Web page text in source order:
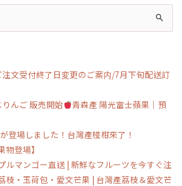
注文受付終了日変更のご案内/7月下旬配送訂
んご 販売開始
青森產 陽光富士蘋果｜預
登場しました！台灣產椪柑來了！
物登場】
ルマンゴー直送 | 新鮮なフルーツを今すぐ注
枝・玉荷包・愛文芒果 | 台灣產荔枝＆愛文芒